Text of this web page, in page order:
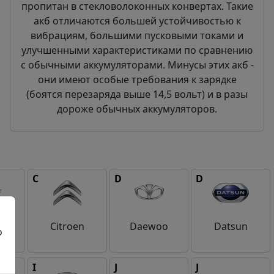
пропитан в стекловолоконных конвертах. Такие
акб отличаются большей устойчивостью к
вибрациям, большими пусковыми токами и
улучшенными характеристиками по сравнению
с обычными аккумуляторами. Минусы этих акб -
они имеют особые требования к зарядке
(боятся перезаряда выше 14,5 вольт) и в разы
дороже обычных аккумуляторов.
C
Citroen
D
Daewoo
D
Datsun
I J J